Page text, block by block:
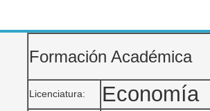
Formación Académica
Licenciatura: Economía